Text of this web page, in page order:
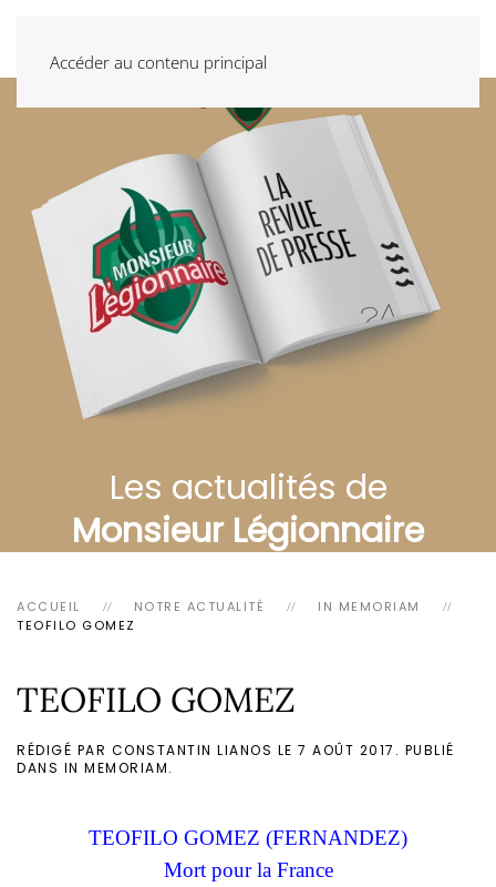
Accéder au contenu principal
Les actualités de
Monsieur Légionnaire
ACCUEIL NOTRE ACTUALITÉ
IN MEMORIAM
TEOFILO GOMEZ
TEOFILO GOMEZ
RÉDIGÉ PAR CONSTANTIN LIANOS LE 7 AOÛT 2017 . PUBLIÉ
DANS IN MEMORIAM.
TEOFILO GOMEZ (FERNANDEZ)
Mort pour la France